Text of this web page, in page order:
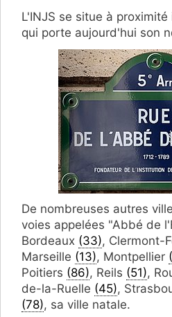
L'INJS se situe à
qui porte aujourd'hui son
De nombreuses autres
voies appelées "Abbé de
Bordeaux (33), Clermont-
Marseille (13), Montpellier
Poitiers (86), Reils (51),
de-la-Ruelle (45),
(78), sa ville natale.